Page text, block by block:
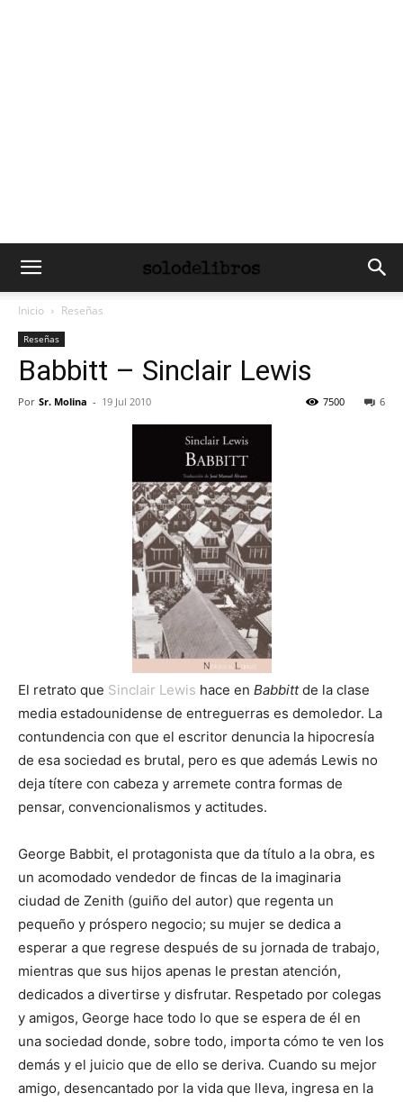
Inicio Reseñas
Reseñas
Babbitt – Sinclair Lewis
Por Sr. Molina - 19 Jul 2010 6
7500
El retrato que Sinclair Lewis hace en Babbittde la clase
media estadounidense de entreguerras es demoledor. La
contundencia con que el escritor denuncia la hipocresía
de esa sociedad es brutal, pero es que además Lewis no
deja títere con cabeza y arremete contra formas de
pensar, convencionalismos y actitudes.
George Babbit, el protagonista que da título a la obra, es
un acomodado vendedor de fincas de la imaginaria
ciudad de Zenith (guiño del autor) que regenta un
pequeño y próspero negocio; su mujer se dedica a
esperar a que regrese después de su jornada de trabajo,
mientras que sus hijos apenas le prestan atención,
dedicados a divertirse y disfrutar. Respetado por colegas
y amigos, George hace todo lo que se espera de él en
una sociedad donde, sobre todo, importa cómo te ven los
demás y el juicio que de ello se deriva. Cuando su mejor
amigo, desencantado por la vida que lleva, ingresa en la